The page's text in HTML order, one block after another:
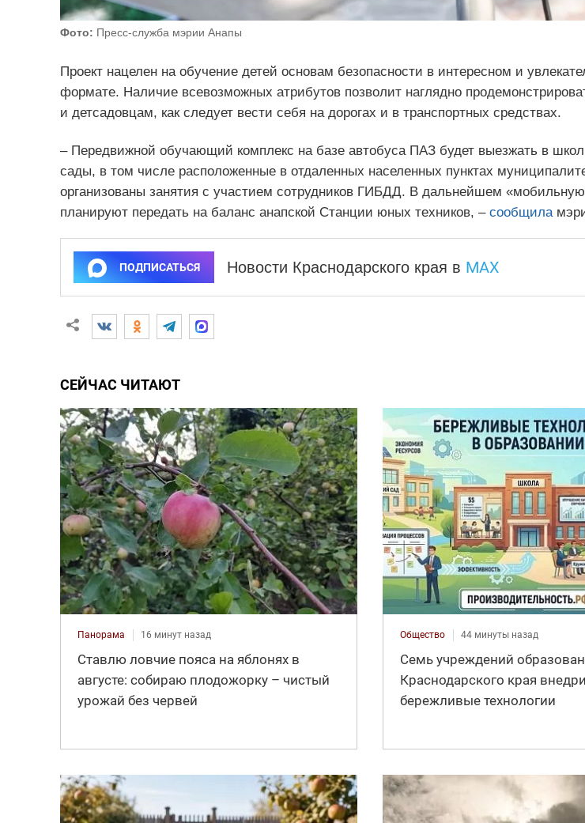
Фото: Пресс-служба мэрии Анапы
Проект нацелен на обучение детей основам безопасности в интересном и
формате. Наличие всевозможных атрибутов позволит наглядно
и детсадовцам, как следует вести себя на дорогах и в транспортных средствах.
– Передвижной обучающий комплекс на базе автобуса ПАЗ будет выезжать в
сады, в том числе расположенные в отдаленных населенных пунктах
организованы занятия с участием сотрудников ГИБДД. В дальнейшем
планируют передать на баланс анапской Станции юных техников, – сообщила
ПОДПИСАТЬСЯ Новости Краснодарского края в MAX
СЕЙЧАС ЧИТАЮТ
Панорама 16 минут назад
Ставлю ловчие пояса на яблонях в
августе: собираю плодожорку – чистый
урожай без червей
Общество 44 минуты назад
Семь учреждений
Краснодарского края
бережливые технологии